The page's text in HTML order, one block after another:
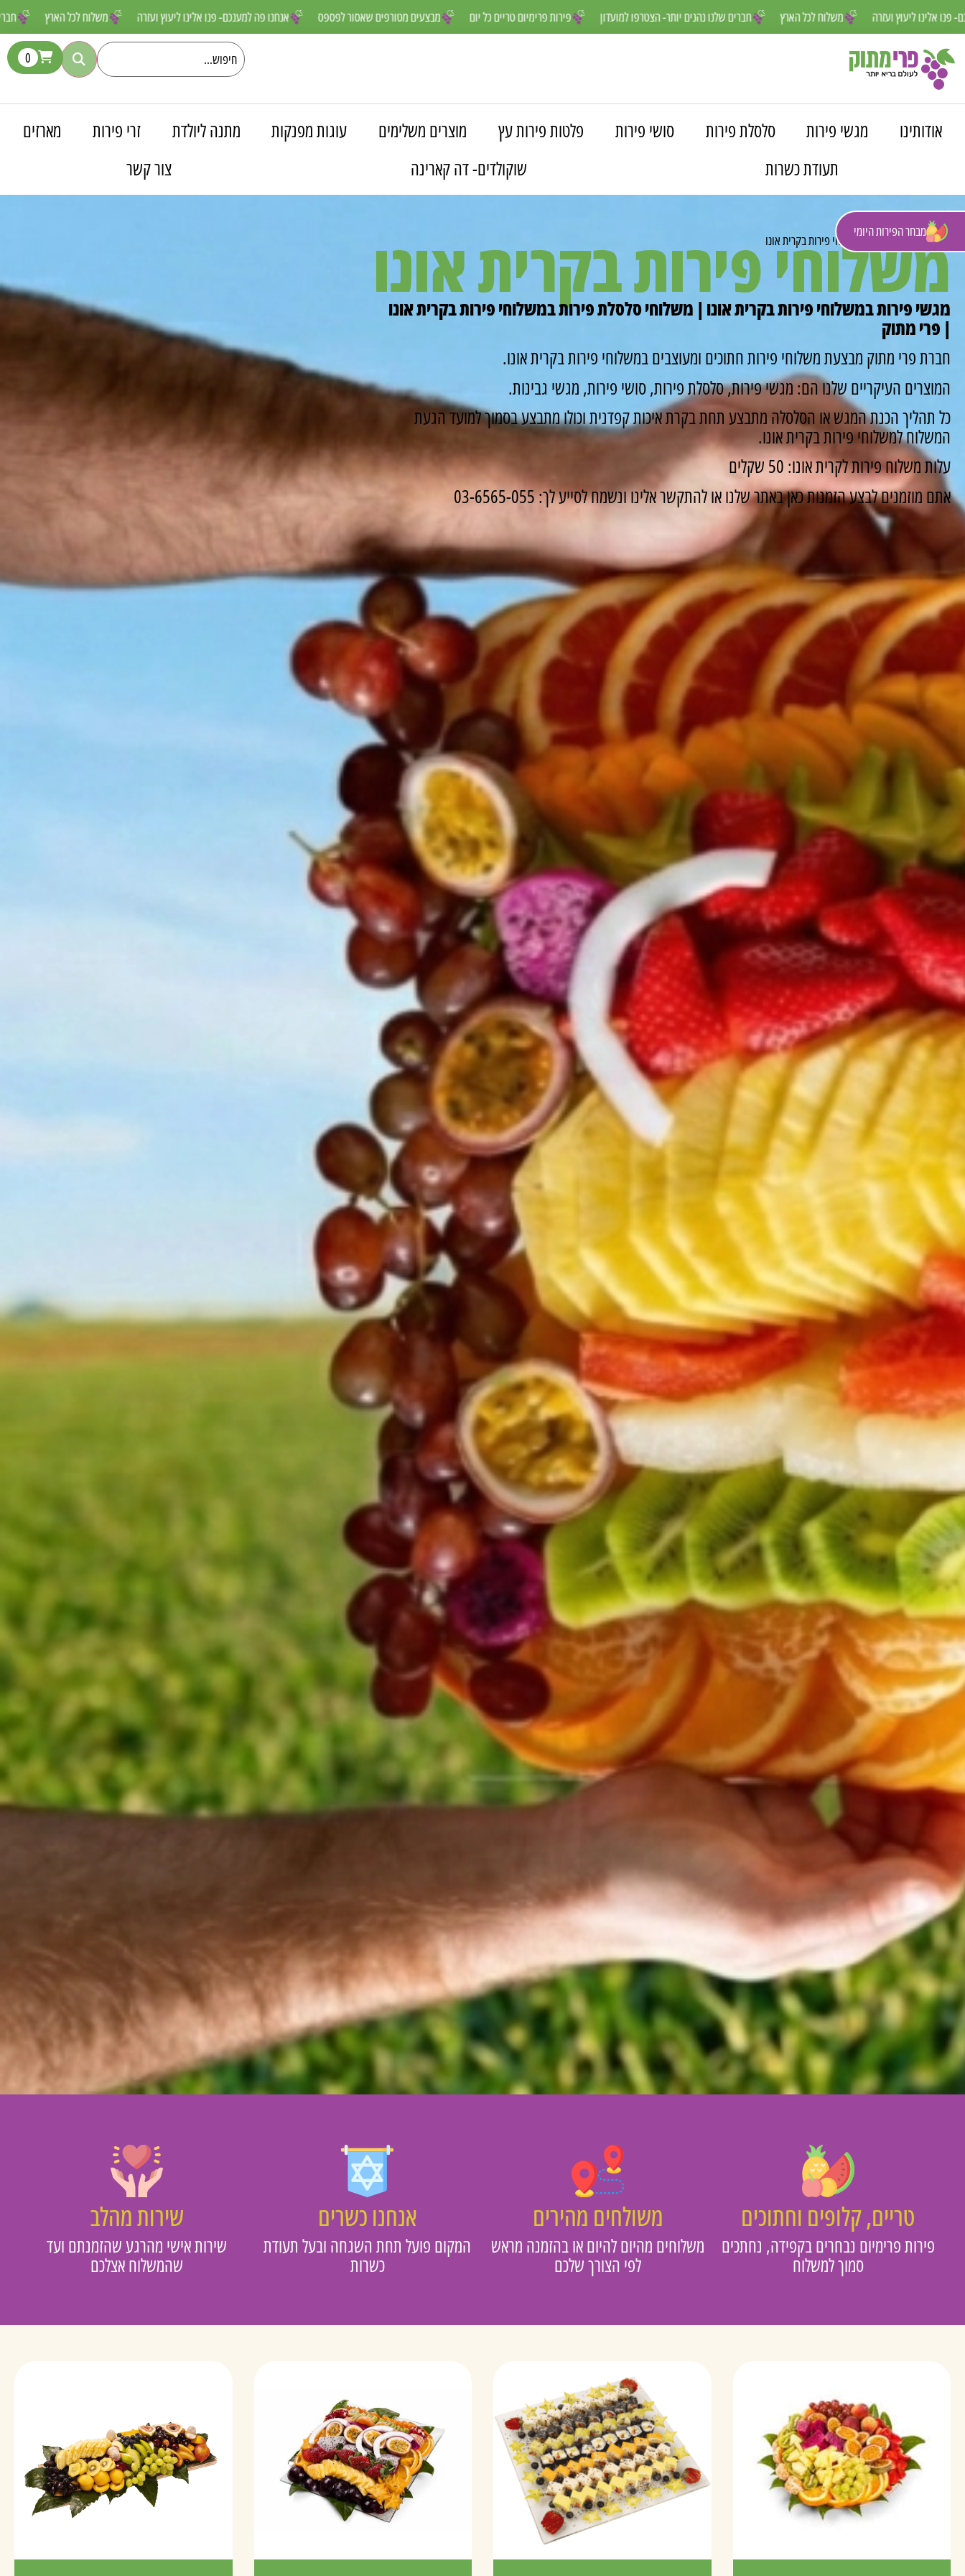
משלוח לכל אנחנו פה למענכם- פנו אלינו ליעוץ ועזרה מבצעים מטורפים שאסור לפספס פירות פרימיום טריים כל יום חברים שלנו נהנים יותר- הצטרפו למועדון משלוח לכל הארץ פה למענכם- פנו אלינו ליעוץ ועזרה
מבחר הפירות היומי
0
אודותינו מגשי פירות סלסלת פירות סושי פירות פלטות פירות עץ מוצרים משלימים עוגות מפנקות מתנה ליולדת זרי פירות
מארזים
תעודת כשרות
שוקולדים- דה קארינה צור קשר
פרי מתוק» משלוחים»משלוחי פירות בקרית אונו
משלוחי פירות בקרית אונו
מגשי פירות במשלוחי פירות בקרית אונו | משלוחי סלסלת פירות במשלוחי פירות בקרית אונו
| פרי מתוק
חברת פרי מתוק מבצעת משלוחי פירות חתוכים ומעוצבים במשלוחי פירות בקרית אונו.
המוצרים העיקריים שלנו הם: מגשי פירות, סלסלת פירות, סושי פירות, מגשי גבינות.
כל תהליך הכנת המגש או הסלסלה מתבצע תחת בקרת איכות קפדנית וכולו מתבצע בסמוך למועד הגעת
המשלוח למשלוחי פירות בקרית אונו.
עלות משלוח פירות לקרית אונו: 50 שקלים
אתם מוזמנים לבצע הזמנות כאן באתר שלנו או להתקשר אלינו ונשמח לסייע לך: 03-6565-055
טריים, קלופים וחתוכים
פירות פרימיום נבחרים בקפידה, נחתכים
סמוך למשלוח
משולחים מהירים
משלוחים מהיום להיום או בהזמנה מראש
לפי הצורך שלכם
אנחנו כשרים
המקום פועל תחת השגחה ובעל תעודת
כשרות
שירות מהלב
שירות אישי מהרגע שהזמנתם ועד
שהמשלוח אצלכם